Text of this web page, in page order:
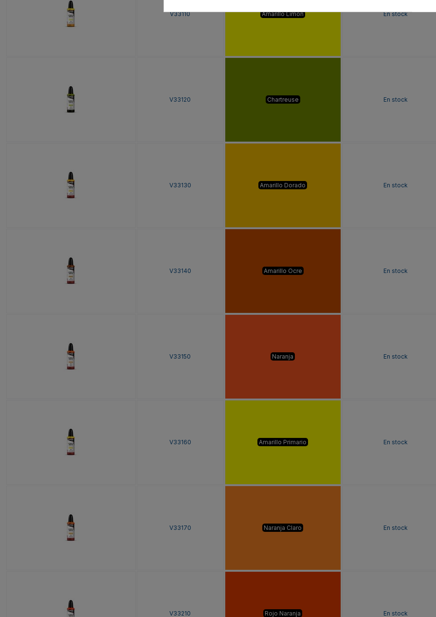
V33110 Amarillo Limón En stock
V33120 Chartreuse En stock
V33130 Amarillo Dorado En stock
V33140 Amarillo Ocre En stock
V33150 Naranja En stock
V33160 Amarillo Primario En stock
V33170 Naranja Claro En stock
V33210 Rojo Naranja En stock